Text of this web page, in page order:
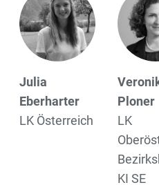
Veronika
Ploner
LK
Bezirksbauernkammer
Deubl-
LK